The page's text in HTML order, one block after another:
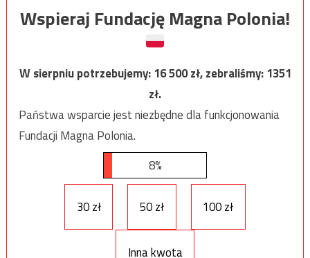
Wspieraj Fundację Magna Polonia!
W sierpniu potrzebujemy:16 500zł, zebraliśmy:1351
zł.
Państwa wsparcie jest niezbędne dla funkcjonowania
Fundacji Magna Polonia.
8%
30 zł 50 zł 100 zł
Inna kwota